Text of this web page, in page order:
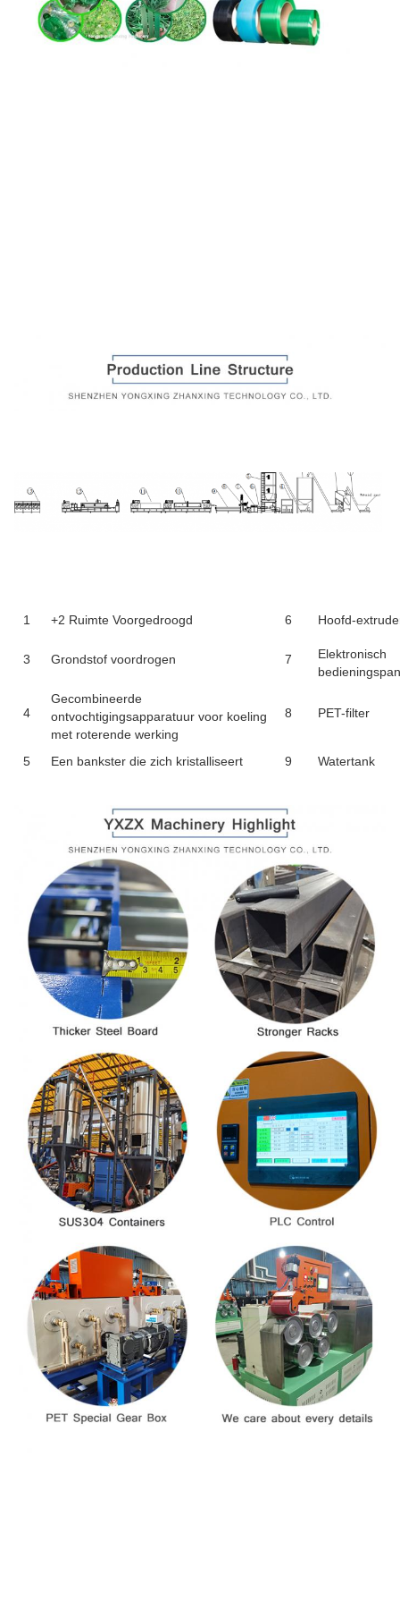
1 +2 Ruimte Voorgedroogd 6 Hoofd-
3 Grondstof voordrogen 7
Elektronisch
4
Gecombineerde
ontvochtigingsapparatuur voor koeling
met roterende werking
8 PET-filter
5 Een bankster die zich kristalliseert 9 Watertank